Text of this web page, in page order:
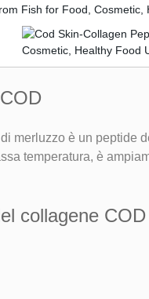
merluzzo è un
temperatura, è
collagene COD